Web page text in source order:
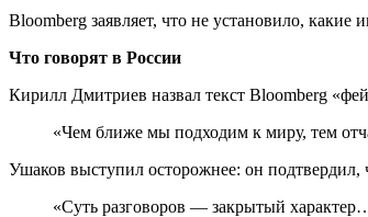
Bloomberg заявляет, что не установило,
Что говорят в России
Кирилл Дмитриев назвал текст Bloomberg
«Чем ближе мы подходим к миру, тем
Ушаков выступил осторожнее: он подтвердил,
«Суть разговоров — закрытый